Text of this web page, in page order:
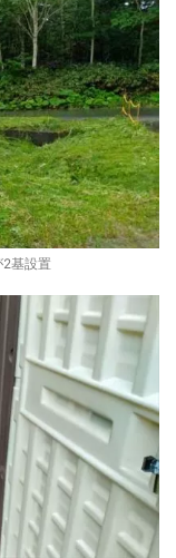
2基設置